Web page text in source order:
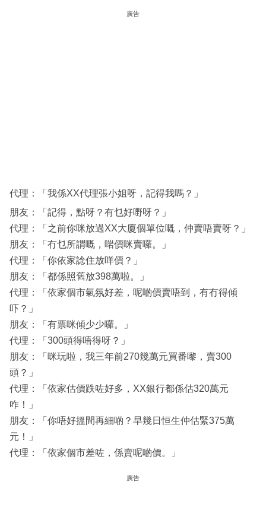
閱
區
廣告
代理：「我係XX代理張小姐呀，記得我嗎？」
朋友：「記得，點呀？有乜好嘢呀？」
代理：「之前你咪放過XX大廈個單位嘅，仲賣唔賣呀？」
朋友：「冇乜所謂嘅，啱價咪賣囉。」
代理：「你依家諗住放咩價？」
朋友：「都係照舊放398萬啦。」
代理：「依家個市氣氛好差，呢啲價賣唔到，有冇得傾
吓？」
朋友：「有票咪傾少少囉。」
代理：「300頭得唔得呀？」
朋友：「咪玩啦，我三年前270幾萬元買番嚟，賣300
頭？」
代理：「依家估價跌咗好多，XX銀行都係估320萬元
咋！」
朋友：「你唔好搵間再細啲？早幾日恒生仲估緊375萬
元！」
代理：「依家個市差咗，係賣呢啲價。」
廣告